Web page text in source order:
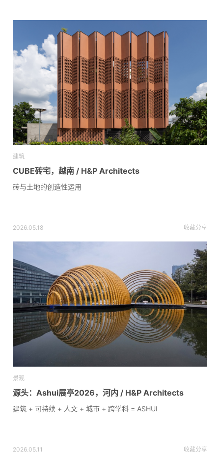
建筑
CUBE砖宅，越南 / H&P Architects
砖与土地的创造性运用
2026.05.18 收藏分享
景观
源头：Ashui展亭2026，河内 / H&P Architects
建筑 + 可持续 + 人文 + 城市 + 跨学科 = ASHUI
2026.05.11 收藏分享